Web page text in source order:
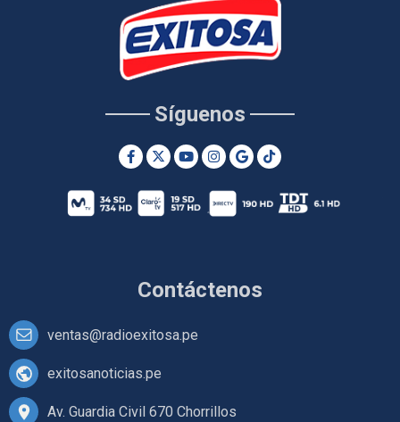
Contáctenos
ventas@radioexitosa.pe
exitosanoticias.pe
Av. Guardia Civil 670 Chorrillos
Síguenos